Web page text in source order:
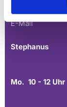
030 815 45 54
E-Mail
Stephanus
Mo. 10 - 12 Uhr